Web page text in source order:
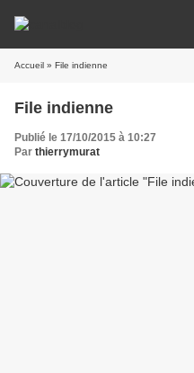
Accueil » File indienne
File indienne
Publié le 17/10/2015 à 10:27
Par thierrymurat